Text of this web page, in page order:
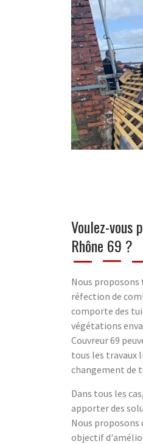
Voulez-vous
Rhône 69 ?
Nous
réfection de
comporte des
végétations
Couvreur 69
tous les travaux
changement de
Dans tous les
apporter des
Nous proposons
objectif